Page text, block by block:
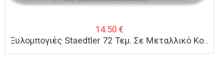
14.50 €
Ξυλομπογιές Staedtler 72 Τεμ. Σε Μεταλλικό Κουτί